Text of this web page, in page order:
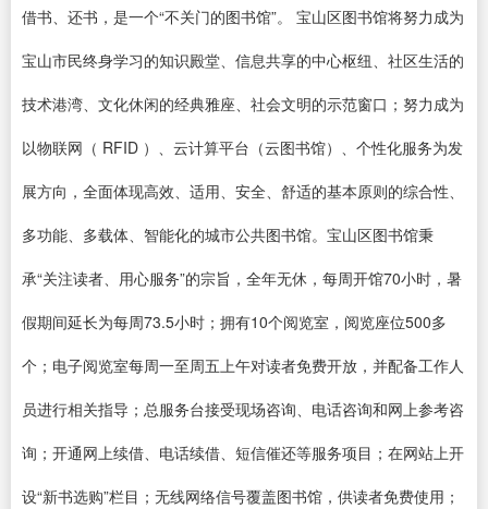
借书、还书，是一个“不关门的图书馆”。 宝山区图书馆将努力成为
宝山市民终身学习的知识殿堂、信息共享的中心枢纽、社区生活的
技术港湾、文化休闲的经典雅座、社会文明的示范窗口；努力成为
以物联网（ RFID ）、云计算平台（云图书馆）、个性化服务为发
展方向，全面体现高效、适用、安全、舒适的基本原则的综合性、
多功能、多载体、智能化的城市公共图书馆。宝山区图书馆秉
承“关注读者、用心服务”的宗旨，全年无休，每周开馆70小时，暑
假期间延长为每周73.5小时；拥有10个阅览室，阅览座位500多
个；电子阅览室每周一至周五上午对读者免费开放，并配备工作人
员进行相关指导；总服务台接受现场咨询、电话咨询和网上参考咨
询；开通网上续借、电话续借、短信催还等服务项目；在网站上开
设“新书选购”栏目；无线网络信号覆盖图书馆，供读者免费使用；